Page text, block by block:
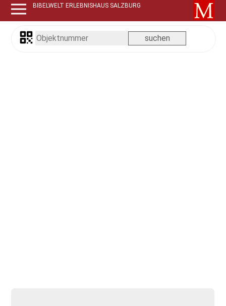
BIBELWELT ERLEBNISHAUS SALZBURG